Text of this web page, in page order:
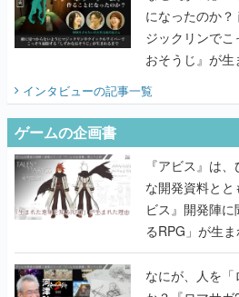
になったのか？ 敵に見つからないようにマ
ジックリンで
おそうじ』が生
インタビューの記事一覧
ゲームの企画書
『アビス』は
な開発資料と
ビス』開発陣
るRPG」が生
書】
なにが、人を